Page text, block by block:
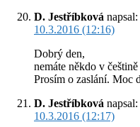
D. Jestříbková napsal:
10.3.2016 (12:16)
Dobrý den,
nemáte někdo v
Prosím o zaslání. Moc
D. Jestříbková napsal:
10.3.2016 (12:17)